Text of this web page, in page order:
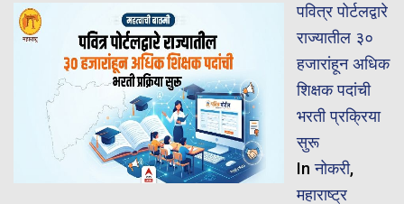
पवित्र पोर्टलद्वारे
राज्यातील ३०
हजारांहून अधिक
शिक्षक पदांची
भरती प्रक्रिया
सुरू
Inनोकरी,
महाराष्ट्र